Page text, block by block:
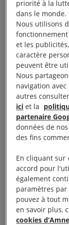
20h-22h
Les Dix jours
! Les 5
traditionnelle
Américain,
l’Atlantique
priorité à la
dans le monde.
Nous utilisons
et les
caractère
peuvent être
Nous
navigation
autres
ici et la
partenaire
données de
des fins
En cliquant sur
accord pour
également
paramètres
pouvez à tout
en savoir plus,
cookies